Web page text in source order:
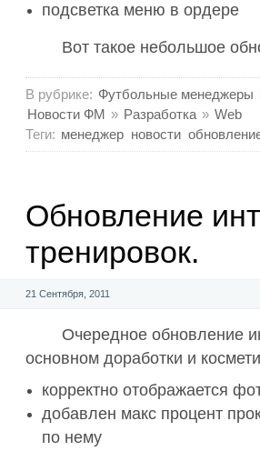
подсветка меню в ордере
Вот такое небольшое
В рубрике: Футбольные менеджеры
Новости ФМ » Разработка » Web
Теги: менеджер новости
Обновление
тренировок.
21 Сентября, 2011
Очередное обновление
основном доработки и
корректно отображается
добавлен макс процент
по нему